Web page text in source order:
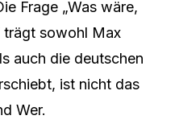
Frage „Was wäre,
trägt sowohl Max
auch die deutschen
ist nicht das
Wer.